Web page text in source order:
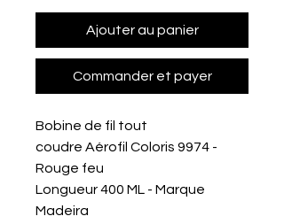
Ajouter au panier
Commander et payer
Bobine de fil tout
coudre Aérofil Coloris 9974 -
Rouge feu
Longueur 400 ML - Marque
Madeira